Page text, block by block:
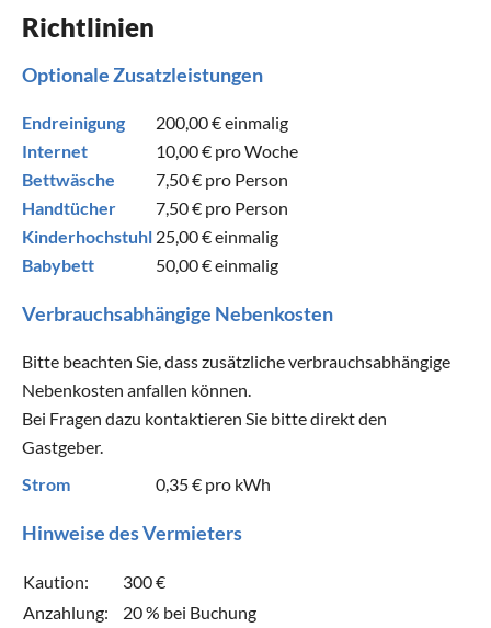
Richtlinien
Optionale Zusatzleistungen
Endreinigung 200,00 €einmalig
Internet
10,00 € pro Woche
Bettwäsche
7,50 € pro Person
Handtücher
7,50 € pro Person
Kinderhochstuhl 25,00 €einmalig
Babybett
50,00 €einmalig
Verbrauchsabhängige Nebenkosten
Bitte beachten Sie, dass zusätzliche verbrauchsabhängige
Nebenkosten anfallen können.
Bei Fragen dazu kontaktieren Sie bitte direkt den
Gastgeber.
Strom
0,35 € pro kWh
Hinweise des Vermieters
Kaution:
300 €
Anzahlung:
20 % bei Buchung